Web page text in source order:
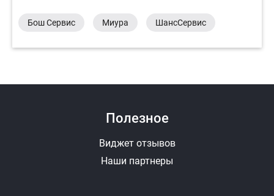
Бош Сервис Миура ШансСервис
Полезное
Виджет отзывов
Наши партнеры